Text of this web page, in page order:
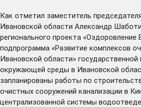
Как отметил заместитель
Ивановской области Александр
регионального проекта «Оздоровление
подпрограмма «Развитие комплексов
Ивановской области»
окружающей среды в Ивановской
запланированы работы по
очистных сооружений канализации в
централизованной системы